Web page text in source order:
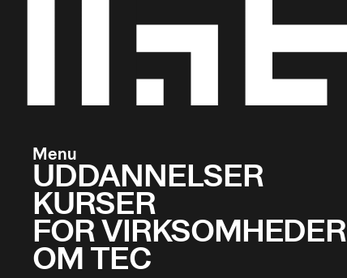
Menu
UDDANNELSER
KURSER
FOR VIRKSOMHEDER
OM TEC